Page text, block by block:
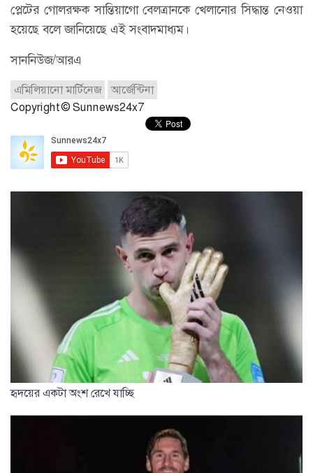
প্লেটের গোলরক্ষক সান্তিয়াগো বেলত্রানকে খেলানোর সিদ্ধান্ত নেওয়া
হয়েছে বলে জানিয়েছে এই সংবাদমাধ্যম।
সাননিউজ/আরএ
এমিলিয়ানো মার্টিনেজ
আর্জেন্টিনা
Copyright © Sunnews24x7
হৃদয়ের একটা অংশ রেখে যাচ্ছি